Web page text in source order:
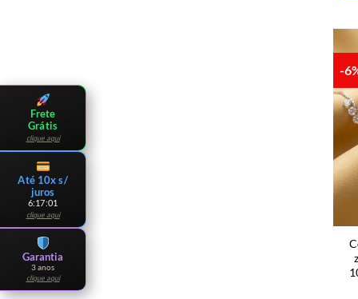
-
Frete
Grátis
clique aqui
Até 10x s/
juros
6:16:59
clique aqui
Garantia
3 anos
clique aqui